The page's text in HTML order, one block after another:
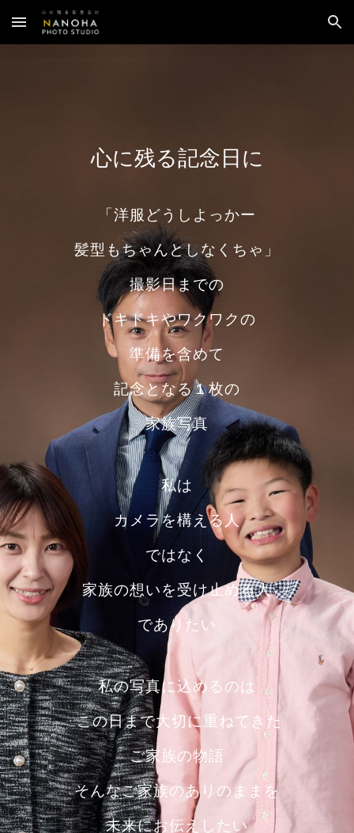
Skip to main content Skip to navigation
心に残る記念日に
「洋服どうしよっかー
髪型もちゃんとしなくちゃ」
撮影日までの
ドキドキやワクワクの
準備を含めて
記念となる１枚の
家族写真
私は
カメラを構える人
ではなく
家族の想いを受け止める人
でありたい
私の写真に込めるのは
この日まで大切に重ねてきた
ご家族の物語
そんなご家族のありのままを
未来にお伝えしたい